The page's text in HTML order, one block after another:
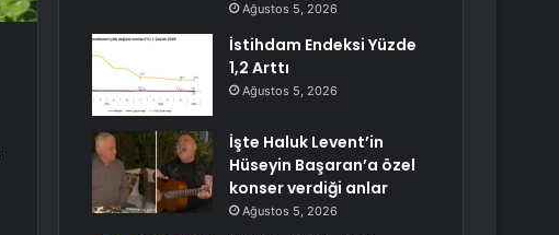
Ağustos 5, 2026
İstihdam Endeksi Yüzde
1,2 Arttı
Ağustos 5, 2026
İşte Haluk Levent’in
Hüseyin Başaran’a özel
konser verdiği anlar
Ağustos 5, 2026